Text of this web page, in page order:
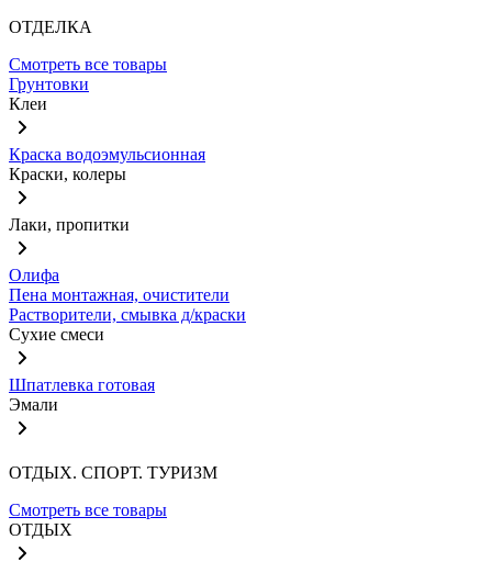
ОТДЕЛКА
Смотреть все товары
Грунтовки
Клеи
Краска водоэмульсионная
Краски, колеры
Лаки, пропитки
Олифа
Пена монтажная, очистители
Растворители, смывка д/краски
Сухие смеси
Шпатлевка готовая
Эмали
ОТДЫХ. СПОРТ. ТУРИЗМ
Смотреть все товары
ОТДЫХ